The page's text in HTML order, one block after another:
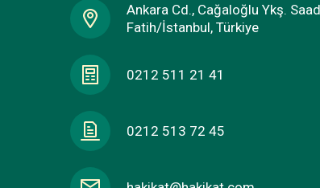
Ankara Cd., Cağaloğlu Ykş.
Fatih/İstanbul, Türkiye
0212 511 21 41
0212 513 72 45